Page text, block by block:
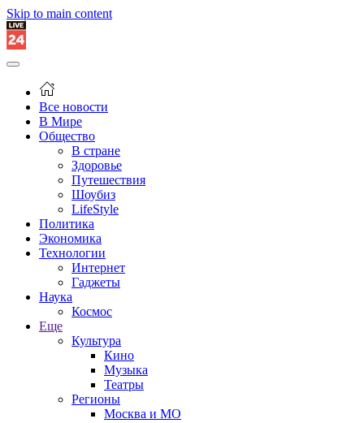
Skip to main content
Все новости
В Мире
Общество
В стране
Здоровье
Путешествия
Шоубиз
LifeStyle
Политика
Экономика
Технологии
Интернет
Гаджеты
Наука
Космос
Еще
Культура
Кино
Музыка
Театры
Регионы
Москва и МО